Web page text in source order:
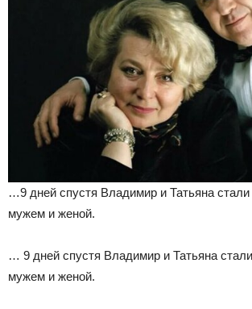
…9 дней спустя Владимир и Татьяна
мужем и женой.
… 9 дней спустя Владимир и Татьяна
мужем и женой.